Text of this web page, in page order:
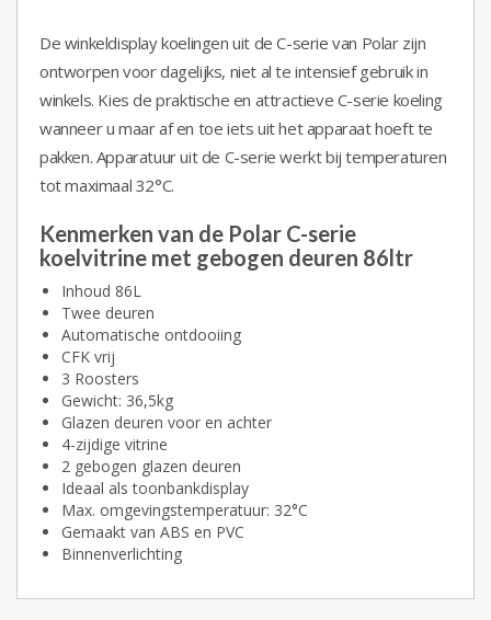
De winkeldisplay koelingen uit de C-serie van Polar zijn
ontworpen voor dagelijks, niet al te intensief gebruik in
winkels. Kies de praktische en attractieve C-serie koeling
wanneer u maar af en toe iets uit het apparaat hoeft te
pakken. Apparatuur uit de C-serie werkt bij temperaturen
tot maximaal 32°C.
Kenmerken van de Polar C-serie
koelvitrine met gebogen deuren 86ltr
Inhoud 86L
Twee deuren
Automatische ontdooiing
CFK vrij
3 Roosters
Gewicht: 36,5kg
Glazen deuren voor en achter
4-zijdige vitrine
2 gebogen glazen deuren
Ideaal als toonbankdisplay
Max. omgevingstemperatuur: 32°C
Gemaakt van ABS en PVC
Binnenverlichting